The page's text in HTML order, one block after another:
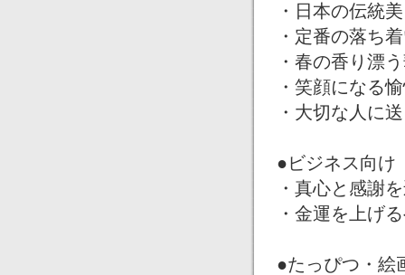
・日本の伝統
・定番の落ち
・春の香り漂
・笑顔になる
・大切な人に
●ビジネス向け
・真心と感謝
・金運を上げ
●たっぴつ・絵